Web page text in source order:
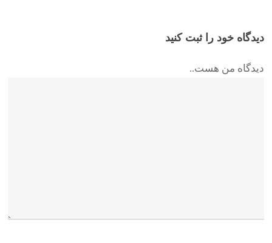
دیدگاه خود را ثبت کنید
دیدگاه من هست..